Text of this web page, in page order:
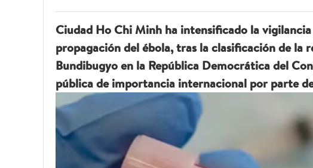
Ciudad Ho Chi Minh ha intensificado la
propagación del ébola, tras la clasificación de la
Bundibugyo en la República Democrática del
pública de importancia internacional por parte